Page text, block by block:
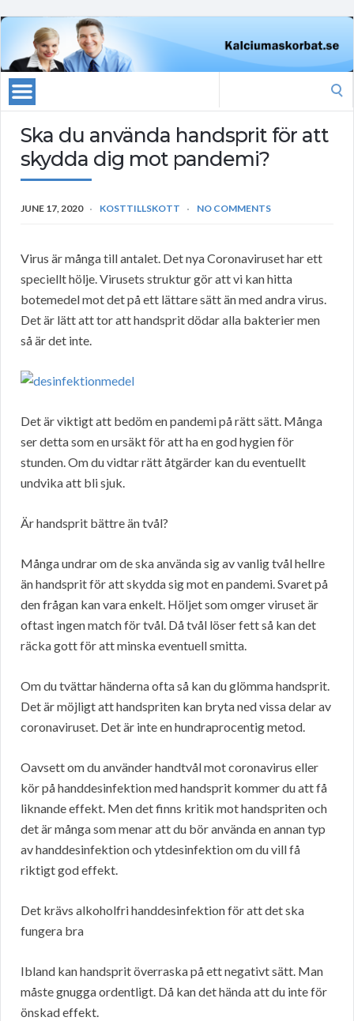
Ska du använda handsprit för att
skydda dig mot pandemi?
JUNE 17, 2020 KOSTTILLSKOTT NO COMMENTS
Virus är många till antalet. Det nya Coronaviruset har ett
speciellt hölje. Virusets struktur gör att vi kan hitta
botemedel mot det på ett lättare sätt än med andra virus.
Det är lätt att tor att handsprit dödar alla bakterier men
så är det inte.
Det är viktigt att bedöm en pandemi på rätt sätt. Många
ser detta som en ursäkt för att ha en god hygien för
stunden. Om du vidtar rätt åtgärder kan du eventuellt
undvika att bli sjuk.
Är handsprit bättre än tvål?
Många undrar om de ska använda sig av vanlig tvål hellre
än handsprit för att skydda sig mot en pandemi. Svaret på
den frågan kan vara enkelt. Höljet som omger viruset är
oftast ingen match för tvål. Då tvål löser fett så kan det
räcka gott för att minska eventuell smitta.
Om du tvättar händerna ofta så kan du glömma handsprit.
Det är möjligt att handspriten kan bryta ned vissa delar av
coronaviruset. Det är inte en hundraprocentig metod.
Oavsett om du använder handtvål mot coronavirus eller
kör på handdesinfektion med handsprit kommer du att få
liknande effekt. Men det finns kritik mot handspriten och
det är många som menar att du bör använda en annan typ
av handdesinfektion och ytdesinfektion om du vill få
riktigt god effekt.
Det krävs alkoholfri handdesinfektion för att det ska
fungera bra
Ibland kan handsprit överraska på ett negativt sätt. Man
måste gnugga ordentligt. Då kan det hända att du inte för
önskad effekt.